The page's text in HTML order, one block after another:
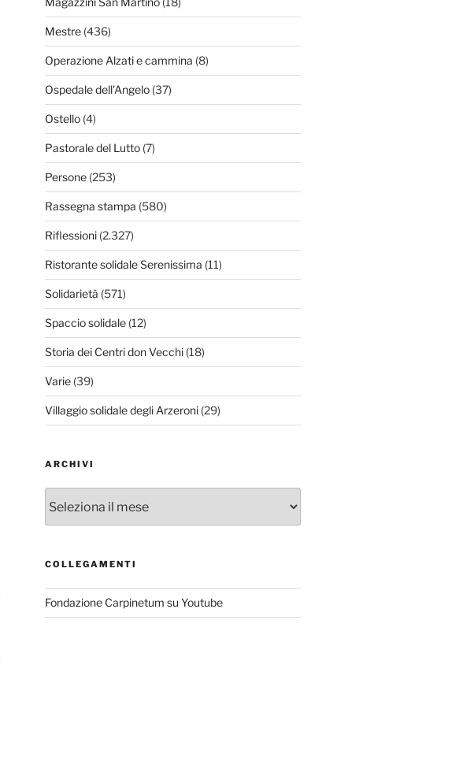
Mestre(436)
Operazione Alzati e cammina (8)
Ospedale dell'Angelo(37)
Ostello(4)
Pastorale del Lutto(7)
Persone(253)
Rassegna stampa (580)
Riflessioni(2.327)
Ristorante solidale Serenissima (11)
Solidarietà (571)
Spaccio solidale(12)
Storia dei Centri don Vecchi(18)
Varie(39)
Villaggio solidale degli Arzeroni(29)
ARCHIVI
COLLEGAMENTI
Fondazione Carpinetum su Youtube